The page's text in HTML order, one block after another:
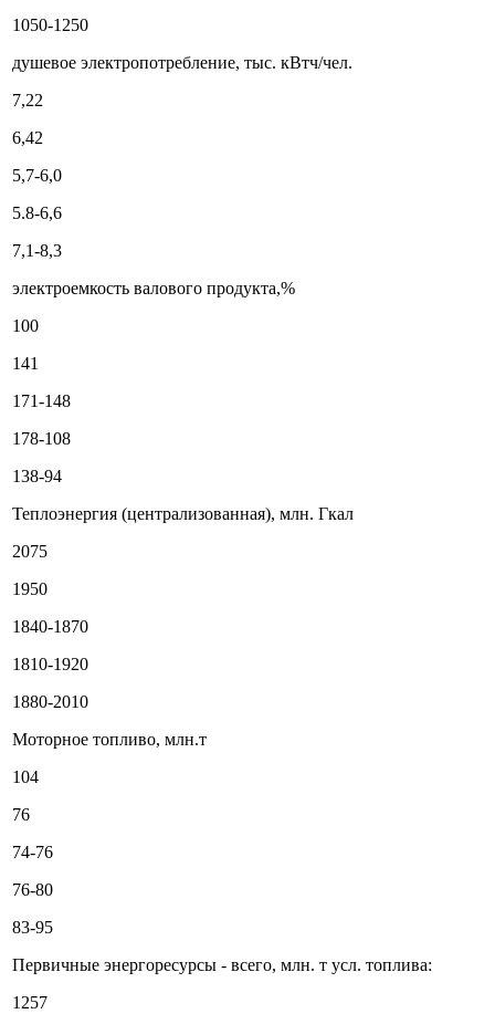
1050-1250
душевое электропотребление, тыс. кВтч/чел.
7,22
6,42
5,7-6,0
5.8-6,6
7,1-8,3
электроемкость валового продукта,%
100
141
171-148
178-108
138-94
Теплоэнергия (централизованная), млн. Гкал
2075
1950
1840-1870
1810-1920
1880-2010
Моторное топливо, млн.т
104
76
74-76
76-80
83-95
Первичные энергоресурсы - всего, млн. т усл. топлива:
1257